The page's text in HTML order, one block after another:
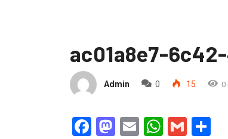
ac01a8e7-
Admin 0 15 0
Facebook
Mastodon
Email Gmail